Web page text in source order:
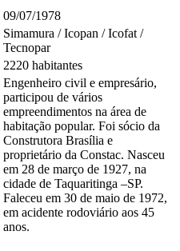
09/07/1978
Simamura / Icopan / Icofat /
Tecnopar
2220 habitantes
Engenheiro civil e empresário,
participou de vários
empreendimentos na área de
habitação popular. Foi sócio da
Construtora Brasília e
proprietário da Constac. Nasceu
em 28 de março de 1927, na
cidade de Taquaritinga –SP.
Faleceu em 30 de maio de 1972,
em acidente rodoviário aos 45
anos.